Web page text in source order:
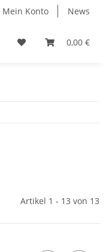
Mein Konto News
0,00 €
Artikel 1 - 13 von 13